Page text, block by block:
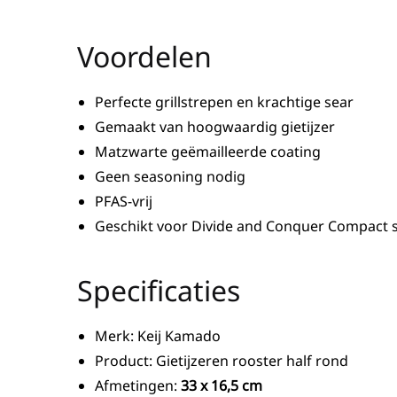
Voordelen
Perfecte grillstrepen en krachtige sear
Gemaakt van hoogwaardig gietijzer
Matzwarte geëmailleerde coating
Geen seasoning nodig
PFAS-vrij
Geschikt voor Divide and Conquer Compact
Specificaties
Merk: Keij Kamado
Product: Gietijzeren rooster half rond
Afmetingen:33 x 16,5 cm